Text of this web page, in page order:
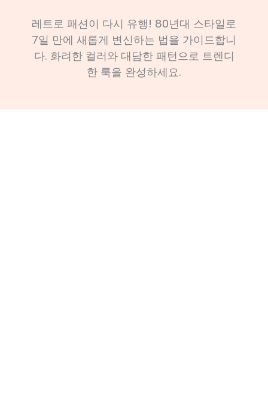
레트로 패션이 다시 유행! 80년대 스타일로
7일 만에 새롭게 변신하는 법을 가이드합니
다. 화려한 컬러와 대담한 패턴으로 트렌디
한 룩을 완성하세요.